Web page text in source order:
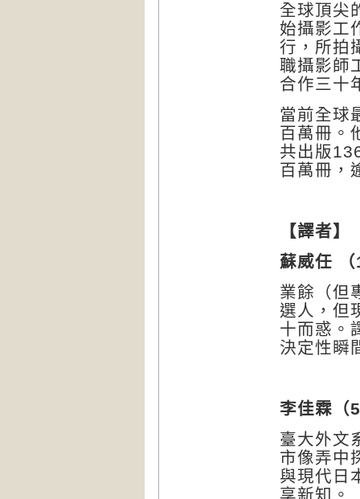
全球頂尖
始攝影工
行，所拍
職攝影師
合作三十
當前全球
百萬冊。
共出版
百萬冊，
【譯者】
蘇威任 （
業餘（但
選人，但
十而惑。
決定性瞬
李佳霖（
臺大外文
市像弄中
與現代日
享新知。